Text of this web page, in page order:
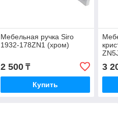
Мебельная ручка Siro
1932-178ZN1 (хром)
2 500₸
Купить
3